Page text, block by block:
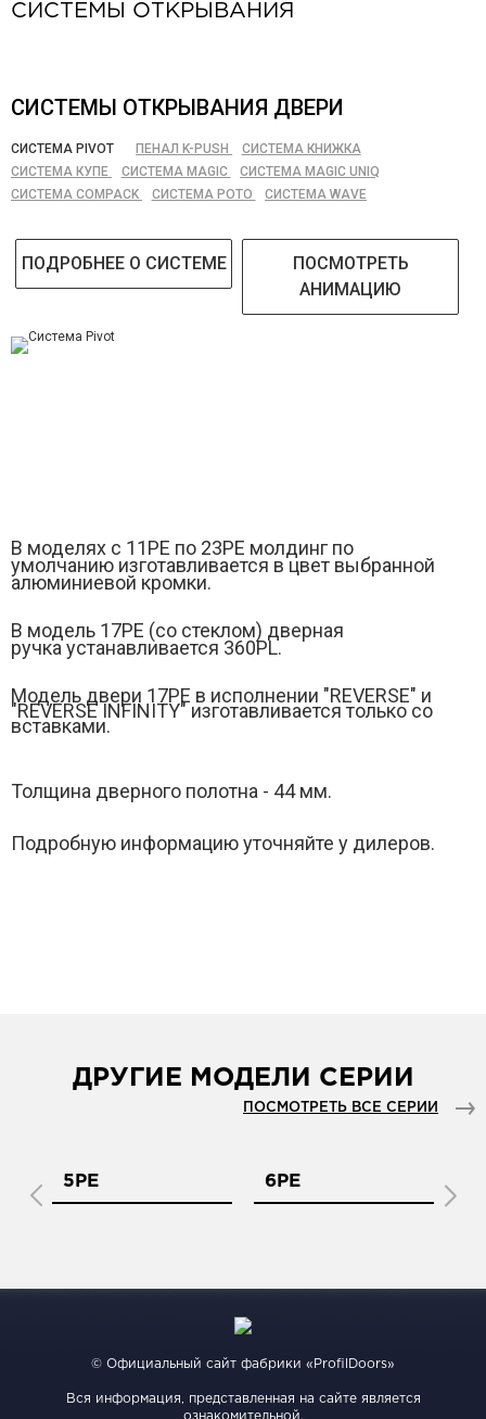
СИСТЕМЫ ОТКРЫВАНИЯ
СИСТЕМЫ ОТКРЫВАНИЯ ДВЕРИ
СИСТЕМА PIVOT ПЕНАЛ K-PUSH
СИСТЕМА КНИЖКА
СИСТЕМА КУПЕ
СИСТЕМА MAGIC
СИСТЕМА MAGIC UNIQ
СИСТЕМА COMPACK
СИСТЕМА РОТО СИСТЕМА WAVE
ПОДРОБНЕЕ О СИСТЕМЕ
ПОСМОТРЕТЬ
АНИМАЦИЮ
В моделях с 11РЕ по 23PE молдинг по
умолчанию изготавливается в цвет выбранной
алюминиевой кромки.
В модель 17PЕ (со стеклом) дверная
ручка устанавливается 360PL.
Модель двери 17РE в исполнении "REVERSE" и
"REVERSE INFINITY" изготавливается только со
вставками.
Толщина дверного полотна - 44 мм.
Подробную информацию уточняйте у дилеров.
ДРУГИЕ МОДЕЛИ СЕРИИ
ПОСМОТРЕТЬ ВСЕ СЕРИИ
5PE 6PE
© Официальный сайт фабрики «ProfilDoors»
Вся информация, представленная на сайте является
ознакомительной.